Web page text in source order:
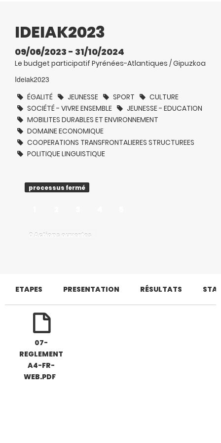
IDEIAK2023
09/06/2023 - 31/10/2024
Le budget participatif Pyrénées-Atlantiques / Gipuzkoa
Ideiak2023
ÉGALITÉ
JEUNESSE SPORT
CULTURE
SOCIÉTÉ - VIVRE ENSEMBLE
JEUNESSE - EDUCATION
MOBILITES DURABLES ET ENVIRONNEMENT
DOMAINE ECONOMIQUE
COOPERATIONS TRANSFRONTALIERES STRUCTUREES
POLITIQUE LINGUISTIQUE
processus fermé
0 Actions ouvertes
ETAPES PRESENTATION RÉSULTATS
07-
REGLEMENT
A4-FR-
WEB.PDF